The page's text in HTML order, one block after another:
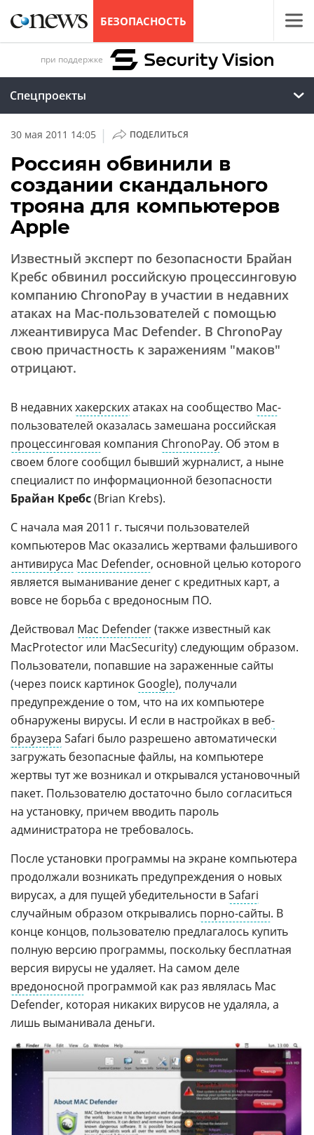
БЕЗОПАСНОСТЬ
при поддержке
Спецпроекты
30 мая 2011 14:05 | ПОДЕЛИТЬСЯ
Россиян обвинили в
создании скандального
трояна для компьютеров
Apple
Известный эксперт по безопасности Брайан
Кребс обвинил российскую процессинговую
компанию ChronoPay в участии в недавних
атаках на Mac-пользователей с помощью
лжеантивируса Mac Defender. В ChronoPay
свою причастность к заражениям "маков"
отрицают.
В недавниххакерскихатаках на сообщество Mac-
пользователей оказалась замешана российская
процессинговая компания ChronoPay. Об этом в
своем блоге сообщил бывший журналист, а ныне
специалист по информационной безопасности
Брайан Кребс(Brian Krebs).
С начала мая 2011 г. тысячи пользователей
компьютеров Mac оказались жертвами фальшивого
антивируса Mac Defender, основной целью которого
является выманивание денег с кредитных карт, а
вовсе не борьба с вредоносным ПО.
Действовал Mac Defender(также известный как
MacProtector или MacSecurity) следующим образом.
Пользователи, попавшие на зараженные сайты
(через поиск картинок Google), получали
предупреждение о том, что на их компьютере
обнаружены вирусы. И если в настройках в веб-
браузера Safari было разрешено автоматически
загружать безопасные файлы, на компьютере
жертвы тут же возникал и открывался установочный
пакет. Пользователю достаточно было согласиться
на установку, причем вводить пароль
администратора не требовалось.
После установки программы на экране компьютера
продолжали возникать предупреждения о новых
вирусах, а для пущей убедительности вSafari
случайным образом открывались порно-сайты. В
конце концов, пользователю предлагалось купить
полную версию программы, поскольку бесплатная
версия вирусы не удаляет. На самом деле
вредоносной программой как раз являлась Mac
Defender, которая никаких вирусов не удаляла, а
лишь выманивала деньги.